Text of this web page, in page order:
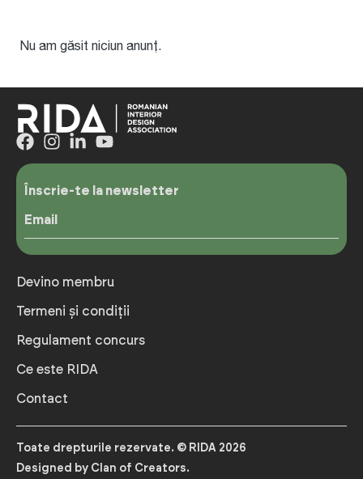
Nu am găsit niciun anunț.
Înscrie-te la newsletter
Email
Devino membru
Termeni și condiții
Regulament concurs
Ce este RIDA
Contact
Toate drepturile rezervate. © RIDA 2026
Designed by Clan of Creators.